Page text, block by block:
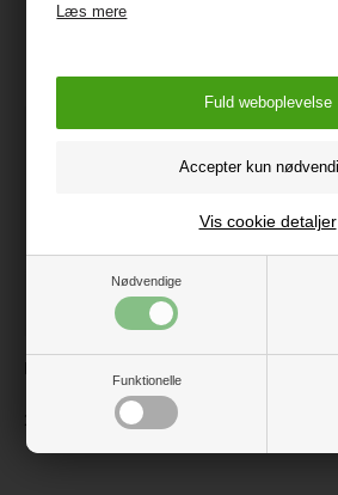
Læs mere
Nødvendige
Funktionelle
Vis cookie detaljer
Erzi Bord med Ludo motiv
1.499 kr.